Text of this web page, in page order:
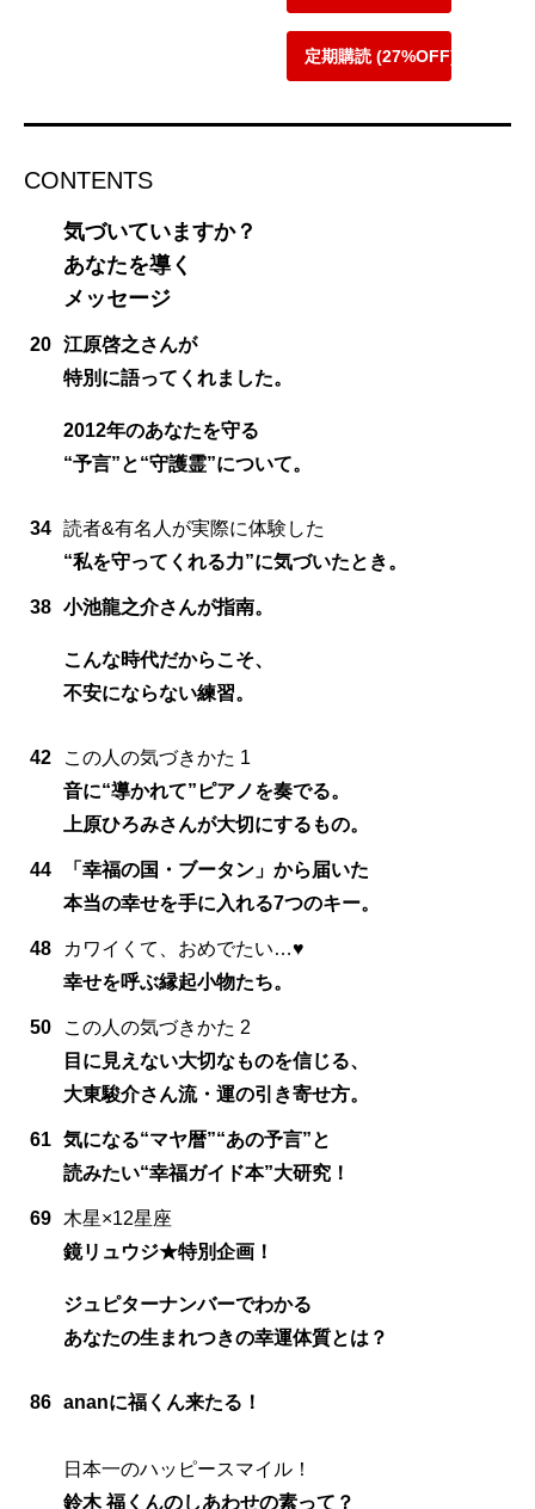
定期購読 (27%OFF)
CONTENTS
気づいていますか？
あなたを導く
メッセージ
20 江原啓之さんが
特別に語ってくれました。
2012年のあなたを守る
“予言”と“守護霊”について。
34 読者&有名人が実際に体験した
“私を守ってくれる力”に気づいたとき。
38 小池龍之介さんが指南。
こんな時代だからこそ、
不安にならない練習。
42
この人の気づきかた 1
音に“導かれて”ピアノを奏でる。
上原ひろみさんが大切にするもの。
44
「幸福の国・ブータン」から届いた
本当の幸せを手に入れる7つのキー。
48
カワイくて、おめでたい…♥
幸せを呼ぶ縁起小物たち。
50
この人の気づきかた 2
目に見えない大切なものを信じる、
大東駿介さん流・運の引き寄せ方。
61 気になる“マヤ暦”“あの予言”と
読みたい“幸福ガイド本”大研究！
69
木星×12星座
鏡リュウジ★特別企画！
ジュピターナンバーでわかる
あなたの生まれつきの幸運体質とは？
86 ananに福くん来たる！
日本一のハッピースマイル！
鈴木 福くんのしあわせの素って？